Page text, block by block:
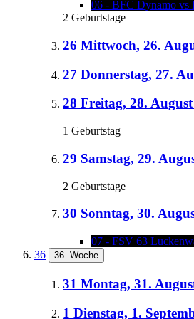
06 - BFC Dynamo vs
2 Geburtstage
26 Mittwoch, 26.
27 Donnerstag, 27.
28 Freitag, 28.
1 Geburtstag
29 Samstag, 29.
2 Geburtstage
30 Sonntag, 30.
07 - FSV 63
36
36. Woche
31 Montag, 31.
1 Dienstag, 1.